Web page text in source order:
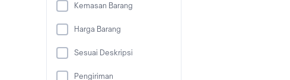
Kemasan Barang
Harga Barang
Sesuai Deskripsi
Pengiriman